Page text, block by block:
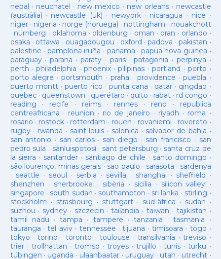
nepal · neuchatel · new mexico · new orleans· newcastle
(austràlia) · newcastle (uk) · newyork· nicaragua · nice ·
niger· nigeria · norge (noruega) · nottingham · nouakchott
· nürnberg · oklahoma · oldenburg · oman · oran · orlando ·
osaka · ottawa · ouagadougou · oxford ·padova ·pakistan ·
palestine · pamplona iruña · panama · papua nova guinea ·
paraguay· parana ·paraty · paris·patagonia · perpinya ·
perth ·philadelphia · phoenix·pilipinas ·portland · porto ·
porto alegre ·portsmouth ·praha · providence ·puebla ·
puerto montt· puerto rico ·punta cana · qatar · qingdao ·
quebec· queenstown · querétaro · quito · rabat · rd congo ·
reading · recife · reims· rennes · reno · republica
centreafricana · reunion · rio de janeiro · riyadh · roma ·
rosario · rostock · rotterdam · rouen · rovaniemi · rovereto ·
rugby· rwanda · saint louis · salonica · salvador de bahia ·
san antonio · san carlos· san diego · san francisco · san
pedro sula · sanluispotosí· sant petersburg · santa cruz de
la sierra · santander · santiago de chile · santo domingo ·
são lourenço, minas gerais · sao paulo · sarasota · sardenya
· seattle · seoul · serbia · sevilla · shanghai · sheffield ·
shenzhen · sherbrooke · sibèria · sicilia · silicon valley ·
singapore · south sudan · southampton · sri lanka · stirling ·
stockholm · strasbourg · stuttgart· sud-âfrica · sudan ·
suzhou · sydney · szczecin ·tailandia ·taiwan · tajikistan ·
tamil nadu ·tampa · tampere · tanzania ·tasmania ·
tauranga ·tel aviv· tennessee ·tijuana ·timisoara ·togo ·
tokyo ·torino ·toronto ·toulouse ·transilvania ·treviso ·
trier· trollhattan · tromso · troyes·trujillo ·tunis ·turku ·
tübingen · uganda · ulaanbaatar · uruguay · utah · utrecht ·